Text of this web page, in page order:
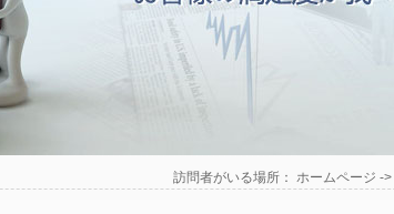
訪問者がいる場所： ホームページ ->